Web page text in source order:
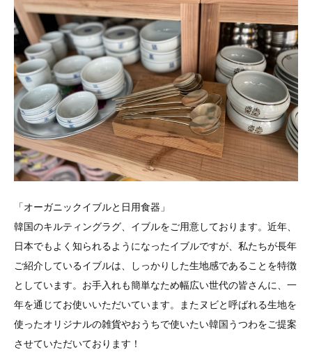
「オーガニックイブルと日用食器」
韓国のキルティングラグ、イブルをご用意しております。近年、
日本でもよく知られるようになったイブルですが、私たちが長年
ご紹介しているイブルは、しっかりした生地感であることを特徴
としています。お手入れも簡単なため幅広い世代の皆さんに、一
年を通じてお使いいただいています。またヌビと呼ばれる生地を
使ったオリジナルの雑貨やおうちで使いたい韓国うつわをご提案
させていただいております！